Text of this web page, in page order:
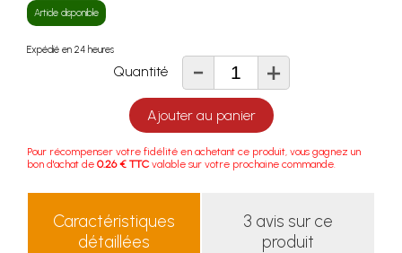
Article disponible
Expédié en 24 heures
Quantité - +
Ajouter au panier
Pour récompenser votre fidélité en achetant ce produit, vous gagnez un
bon d'achat de 0.26 € TTC valable sur votre prochaine commande.
Caractéristiques
détaillées
3 avis sur ce
produit